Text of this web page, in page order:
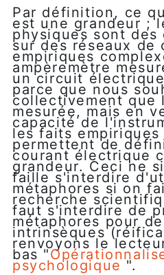
Par définition, ce
est une grandeur ;
physiques sont
sur des réseaux de
empiriques
ampèremètre
un circuit
parce que nous
collectivement que
mesurée, mais en
capacité de
les faits
permettent de
courant électrique
grandeur. Ceci ne
faille s'interdire
métaphores si on
recherche
faut s'interdire de
métaphores pour
intrinsèques
renvoyons le
bas "
psychologique ".